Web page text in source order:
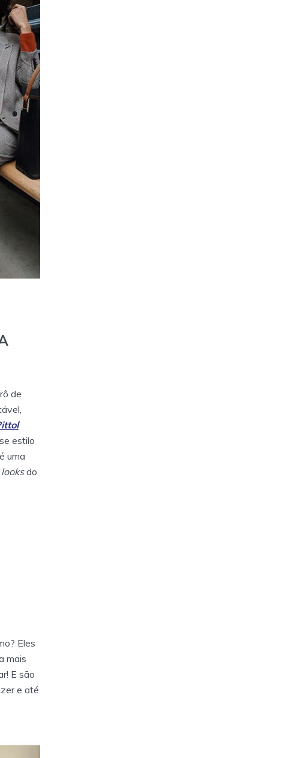
de
estilo
uma
looksdo
Eles
mais
E são
e até